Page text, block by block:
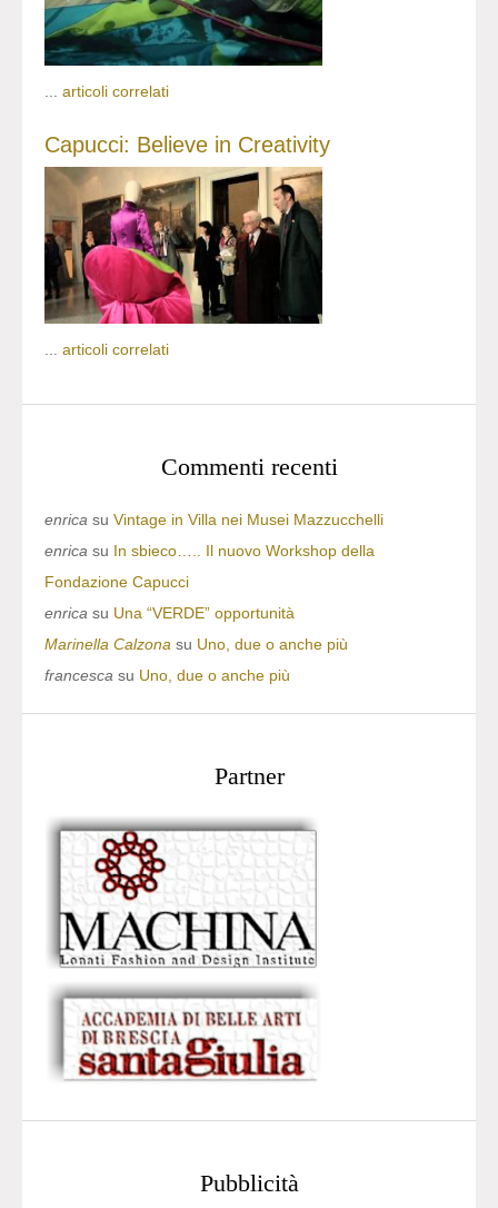
... articoli correlati
Capucci: Believe in Creativity
articoli correlati
Commenti recenti
enrica su Vintage in Villa nei Musei Mazzucchelli
enrica su In sbieco….. Il nuovo Workshop della
Fondazione Capucci
enrica su Una “VERDE” opportunità
Marinella Calzona su Uno, due o anche più
francesca su Uno, due o anche più
Partner
Pubblicità